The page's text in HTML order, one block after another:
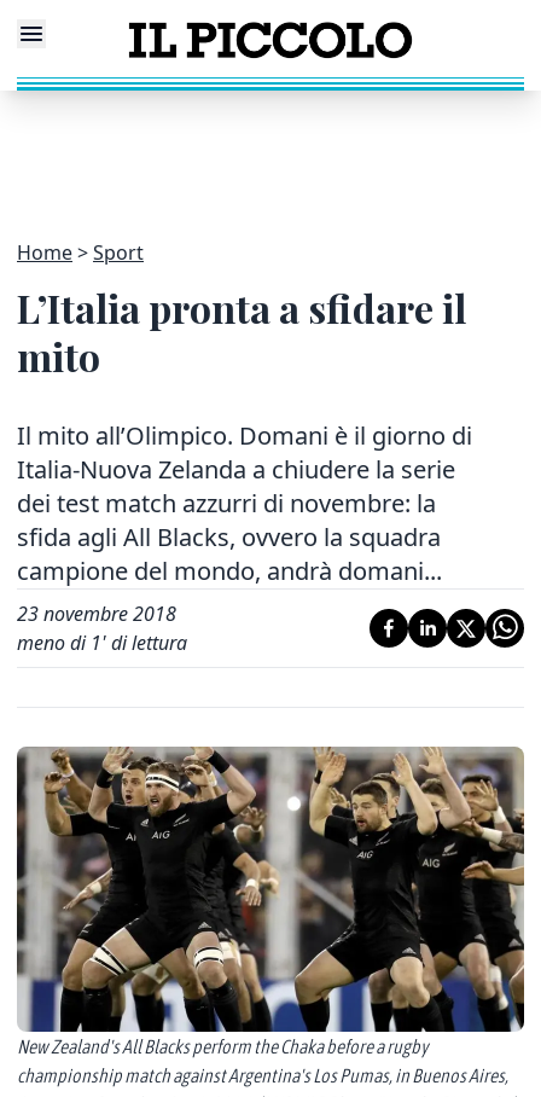
Home Sport
L’Italia pronta a sfidare il
mito
Il mito all’Olimpico. Domani è il giorno di
Italia-Nuova Zelanda a chiudere la serie
dei test match azzurri di novembre: la
sfida agli All Blacks, ovvero la squadra
campione del mondo, andrà domani...
23 novembre 2018
meno di 1' di lettura
New Zealand's All Blacks perform the Chaka before a rugby
championship match against Argentina's Los Pumas, in Buenos Aires,